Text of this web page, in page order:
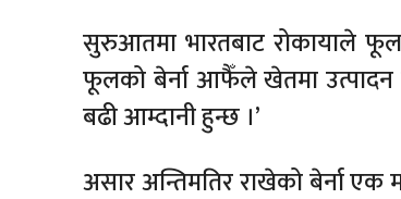
सुरुआतमा भारतबाट रोकायाले
फूलको बेर्ना आफैँले खेतमा उत्पादन
बढी आम्दानी हुन्छ ।’
असार अन्तिमतिर राखेको बेर्ना